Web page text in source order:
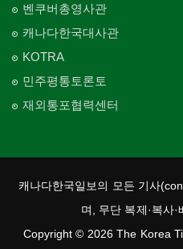
벤쿠버총영사관
캐나다한국대사관
KOTRA
민주평통토론토
재외통포협력센터
캐나다한국일보의 모든 기사
며, 무단 복제·복사
Copyright © 2026 The Korea